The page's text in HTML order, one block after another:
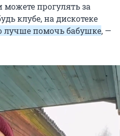
прогулять за
клубе, на дискотеке
лучше помочь бабушке, —